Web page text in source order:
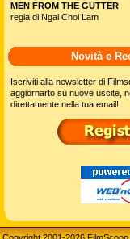
MEN FROM THE GUTTER
regia di Ngai Choi Lam
Novità e
Iscriviti alla newsletter di
aggiornarto su nuove uscite,
direttamente nella tua email!